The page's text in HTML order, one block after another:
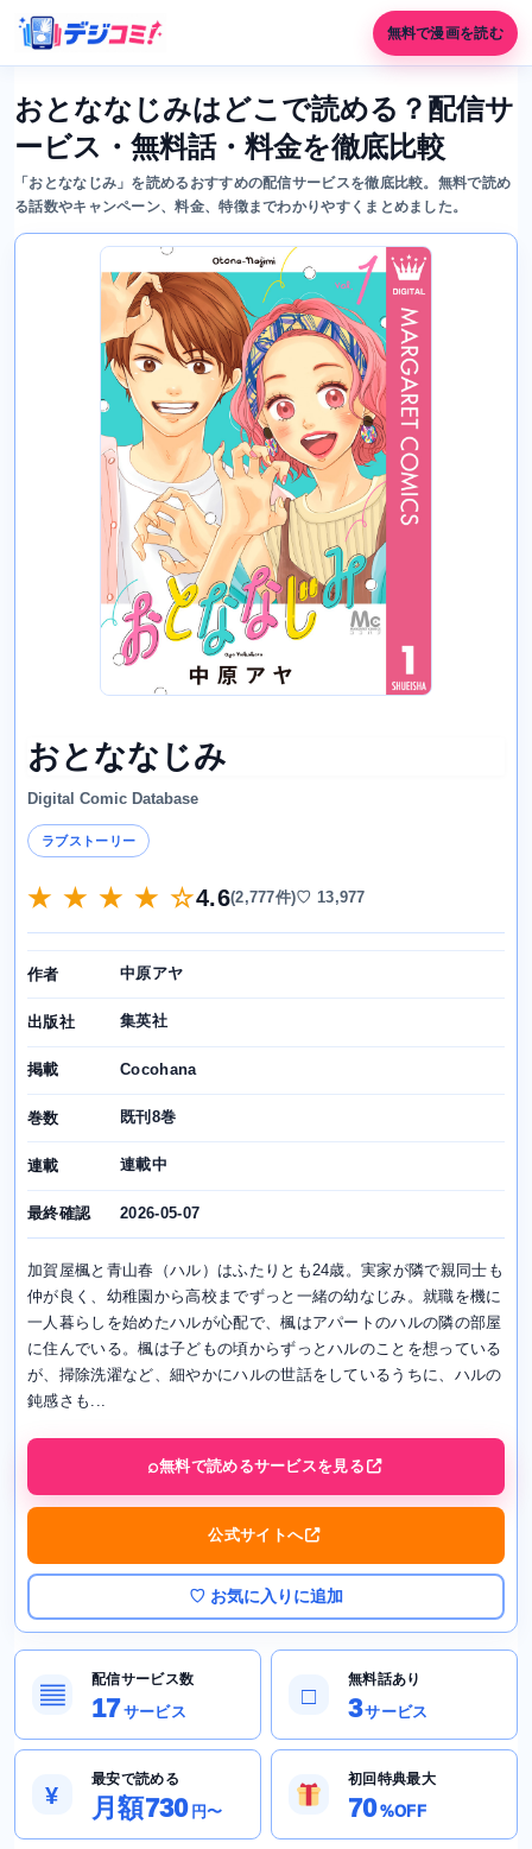
無料で漫画を読む
おとななじみはどこで読める？配信サ
ービス・無料話・料金を徹底比較
「おとななじみ」を読めるおすすめの配信サービスを徹底比較。無料で読め
る話数やキャンペーン、料金、特徴までわかりやすくまとめました。
おとななじみ
Digital Comic Database
ラブストーリー
★ ★ ★ ★ ☆4.6(2,777件)♡ 13,977
作者 中原アヤ
出版社 集英社
掲載 Cocohana
巻数 既刊8巻
連載 連載中
最終確認 2026-05-07
加賀屋楓と青山春（ハル）はふたりとも24歳。実家が隣で親同士も
仲が良く、幼稚園から高校までずっと一緒の幼なじみ。就職を機に
一人暮らしを始めたハルが心配で、楓はアパートのハルの隣の部屋
に住んでいる。楓は子どもの頃からずっとハルのことを想っている
が、掃除洗濯など、細やかにハルの世話をしているうちに、ハルの
鈍感さも...
無料で読めるサービスを見る
公式サイトへ
♡ お気に入りに追加
▤
配信サービス数
17サービス
□
無料話あり
3サービス
¥
最安で読める
月額730 円〜
初回特典最大
70%OFF